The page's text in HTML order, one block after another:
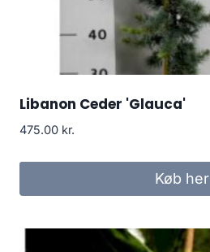
Libanon Ceder 'Glauca'
475.00 kr.
Køb her